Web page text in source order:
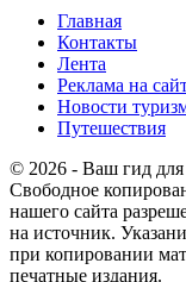
Главная
Контакты
Лента
Реклама на
Новости
Путешествия
© 2026 - Ваш гид
Свободное
нашего сайта
на источник.
при копировании
печатные издания.